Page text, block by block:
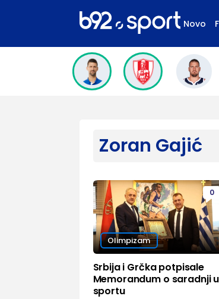
Novo
Zoran Gajić
0
Olimpizam
Srbija i Grčka potpisale
Memorandum o saradnji u
sportu